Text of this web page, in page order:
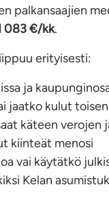
palkansaajien
083 €/kk.
erityisesti:
ja
jaatko kulut
käteen verojen
kiinteät menosi
vai käytätkö
Kelan